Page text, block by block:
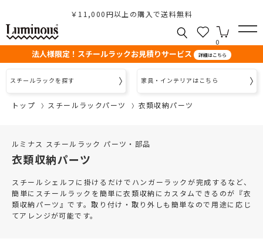
￥11,000円以上の購入で送料無料
0
法人様限定！スチールラックお見積りサービス 詳細はこちら
スチールラックを探す 家具・インテリアはこちら
トップ スチールラックパーツ 衣類収納パーツ
ルミナス スチールラック パーツ・部品
衣類収納パーツ
スチールシェルフに掛けるだけでハンガーラックが完成するなど、
簡単にスチールラックを簡単に衣類収納にカスタムできるのが『衣
類収納パーツ』です。取り付け・取り外しも簡単なので用途に応じ
てアレンジが可能です。